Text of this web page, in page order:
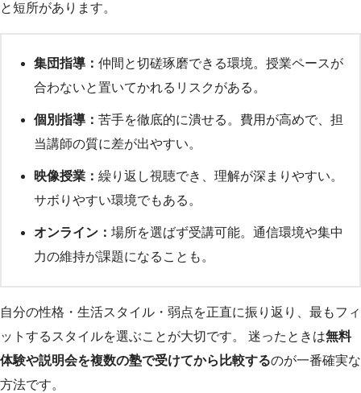
と短所があります。
集団指導： 仲間と切磋琢磨できる環境。授業ペースが
合わないと置いてかれるリスクがある。
個別指導： 苦手を徹底的に潰せる。費用が高めで、担
当講師の質に差が出やすい。
映像授業： 繰り返し視聴でき、理解が深まりやすい。
サボりやすい環境でもある。
オンライン： 場所を選ばず受講可能。通信環境や集中
力の維持が課題になることも。
自分の性格・生活スタイル・弱点を正直に振り返り、最もフィ
ットするスタイルを選ぶことが大切です。 迷ったときは無料
体験や説明会を複数の塾で受けてから比較するのが一番確実な
方法です。